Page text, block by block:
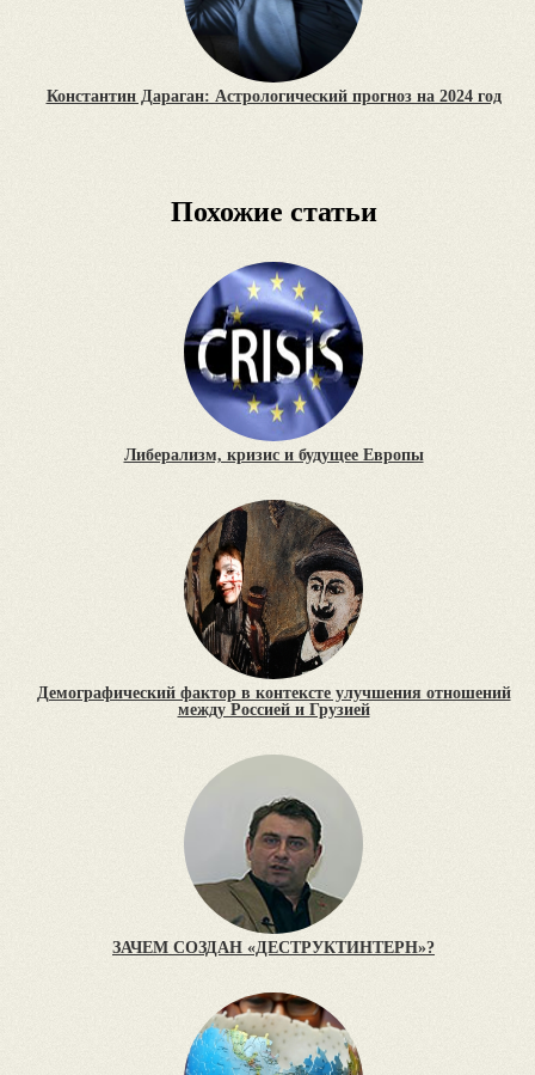
Константин Дараган: Астрологический прогноз на 2024 год
Похожие статьи
Либерализм, кризис и будущее Европы
Демографический фактор в контексте улучшения отношений
между Россией и Грузией
ЗАЧЕМ СОЗДАН «ДЕСТРУКТИНТЕРН»?